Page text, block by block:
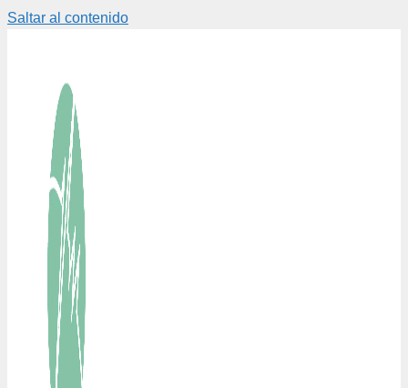
Saltar al contenido